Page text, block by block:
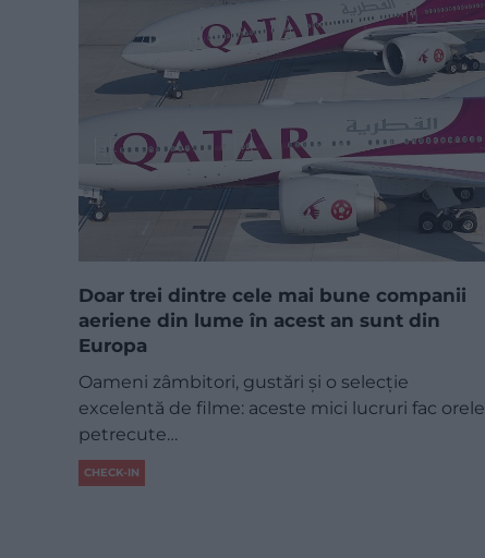
Doar trei dintre cele mai bune companii
aeriene din lume în acest an sunt din
Europa
Oameni zâmbitori, gustări și o selecție
excelentă de filme: aceste mici lucruri fac orele
petrecute…
CHECK-IN